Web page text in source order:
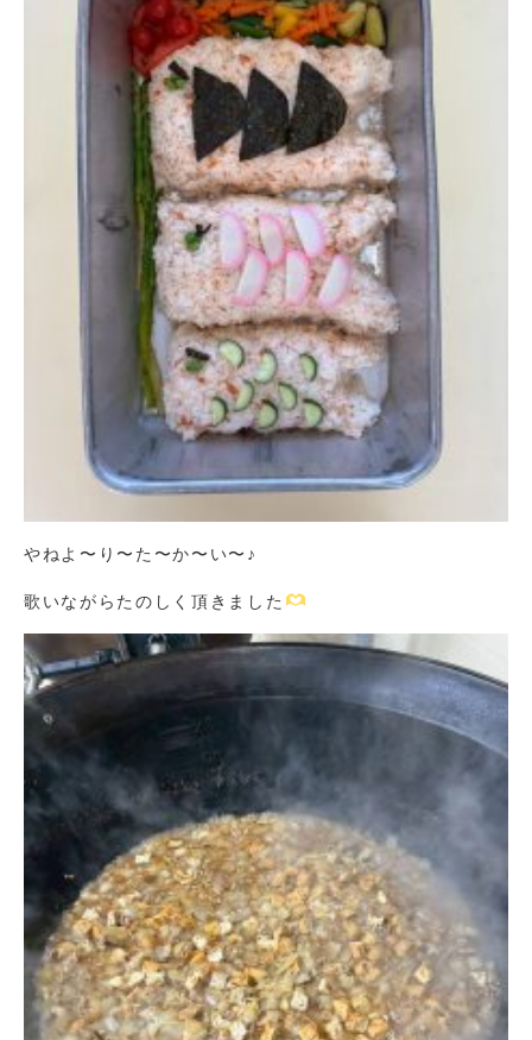
やねよ〜り〜た〜か〜い〜♪
歌いながらたのしく頂きました